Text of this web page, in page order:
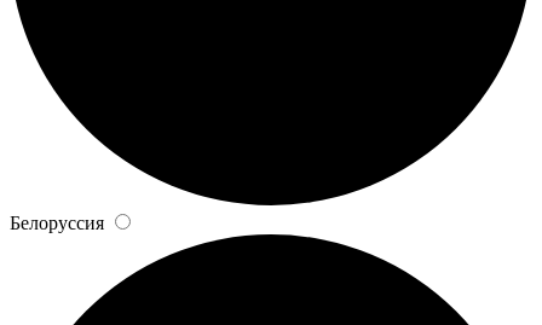
Белоруссия